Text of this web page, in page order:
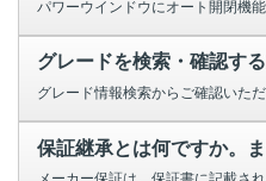
グレードを検索・確認す
保証継承とは何ですか。